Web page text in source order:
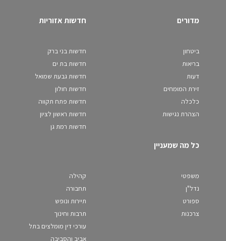
מדורים
ביטחון
בריאות
דעות
זירת המומחים
כלכלה
הצהרת נגישות
חדשות אזוריות
חדשות בני ברק
חדשות בת ים
חדשות גבעת שמואל
חדשות חולון
חדשות פתח תקווה
חדשות ראשון לציון
חדשות רמת גן
כל מה שמעניין
משפטי
נדל"ן
ספורט
צרכנות
קהילה
תחבורה
תיירות ונופש
תרבות וחינוך
עורכי דין מומלצים בתל
אביב והסביבה